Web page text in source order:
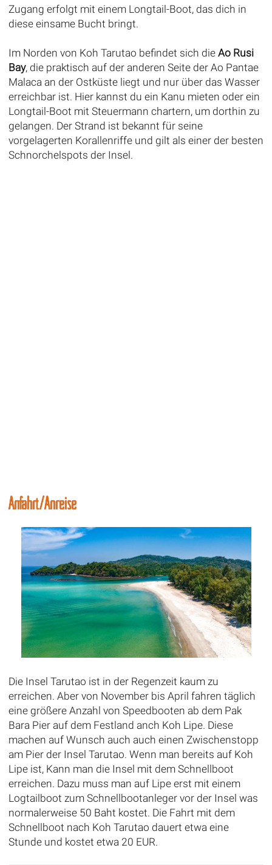
Zugang erfolgt mit einem Longtail-Boot, das dich in
diese einsame Bucht bringt.
Im Norden von Koh Tarutao befindet sich die Ao Rusi
Bay, die praktisch auf der anderen Seite der Ao Pantae
Malaca an der Ostküste liegt und nur über das Wasser
erreichbar ist. Hier kannst du ein Kanu mieten oder ein
Longtail-Boot mit Steuermann chartern, um dorthin zu
gelangen. Der Strand ist bekannt für seine
vorgelagerten Korallenriffe und gilt als einer der besten
Schnorchelspots der Insel.
Anfahrt/Anreise
Die Insel Tarutao ist in der Regenzeit kaum zu
erreichen. Aber von November bis April fahren täglich
eine größere Anzahl von Speedbooten ab dem Pak
Bara Pier auf dem Festland anch Koh Lipe. Diese
machen auf Wunsch auch auch einen Zwischenstopp
am Pier der Insel Tarutao. Wenn man bereits auf Koh
Lipe ist, Kann man die Insel mit dem Schnellboot
erreichen. Dazu muss man auf Lipe erst mit einem
Logtailboot zum Schnellbootanleger vor der Insel was
normalerweise 50 Baht kostet. Die Fahrt mit dem
Schnellboot nach Koh Tarutao dauert etwa eine
Stunde und kostet etwa 20 EUR.